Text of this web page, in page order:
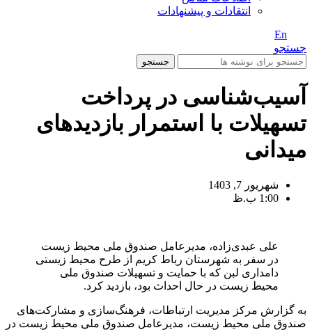
انتقادات و پیشنهادات
En
جستجو
جستجو
آسیب‌‌شناسی در پرداخت
تسهیلات با استمرار بازدیدهای
میدانی
شهریور 7, 1403
1:00 ب.ظ
علی عبدی‌زاده، مدیرعامل صندوق ملی محیط زیست
در سفر به شهرستان رباط کریم از طرح محیط زیستی
دامداری لبن که با حمایت و تسهیلات صندوق ملی
محیط زیست در حال احداث بود، بازدید کرد.
به گزارش مرکز مدیریت ارتباطات، فرهنگ‌سازی و مشارکت‌های
صندوق ملی محیط زیست، مدیرعامل صندوق ملی محیط زیست در